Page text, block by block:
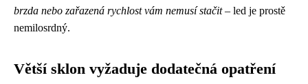
brzda nebo zařazená rychlost vám nemusí stačit– led je prostě
nemilosrdný.
Větší sklon vyžaduje dodatečná opatření